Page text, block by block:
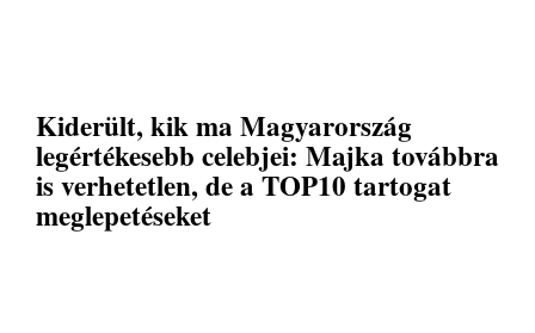
Kiderült, kik ma Magyarország
legértékesebb celebjei: Majka továbbra
is verhetetlen, de a TOP10 tartogat
meglepetéseket